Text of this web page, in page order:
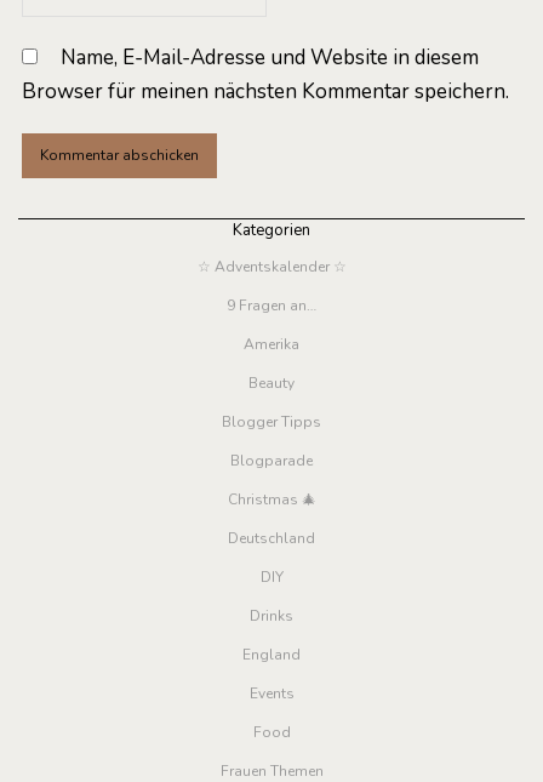
Name, E-Mail-Adresse und Website in diesem
Browser für meinen nächsten Kommentar speichern.
Kategorien
☆ Adventskalender ☆
9 Fragen an…
Amerika
Beauty
Blogger Tipps
Blogparade
Christmas 🎄
Deutschland
DIY
Drinks
England
Events
Food
Frauen Themen